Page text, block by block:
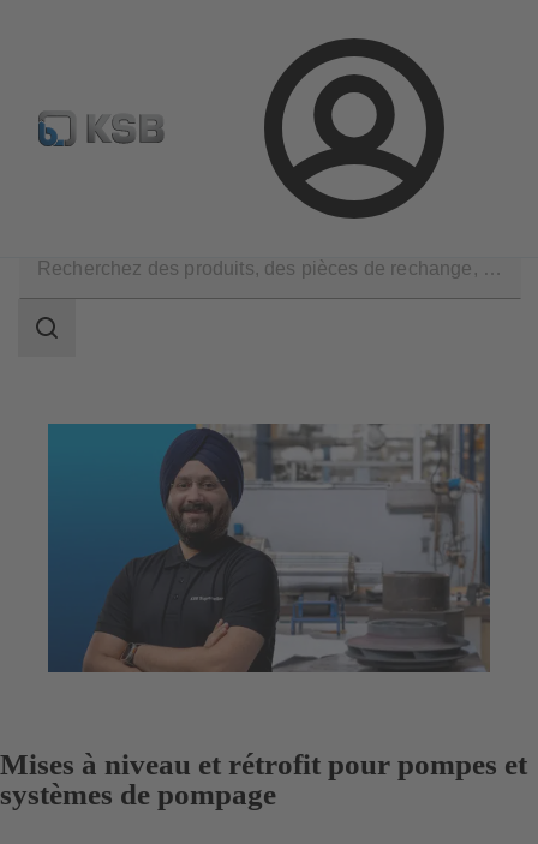
Connexion
Configurer un produit KSB Select Recherche
Mises à niveau et rétrofit
Champ
Mises à niveau et rétrofit pour pompes et
systèmes de pompage